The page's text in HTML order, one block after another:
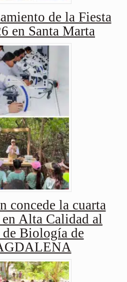
de la Fiesta
en Santa Marta
concede la cuarta
Alta Calidad al
de Biología de